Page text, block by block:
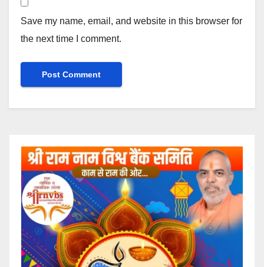
Save my name, email, and website in this browser for
the next time I comment.